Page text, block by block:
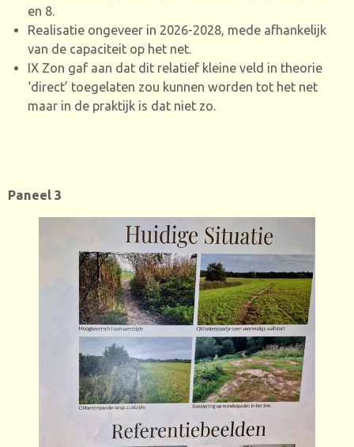
en 8.
Realisatie ongeveer in 2026-2028, mede afhankelijk
van de capaciteit op het net.
IX Zon gaf aan dat dit relatief kleine veld in theorie
‘direct’ toegelaten zou kunnen worden tot het net
maar in de praktijk is dat niet zo.
Paneel 3